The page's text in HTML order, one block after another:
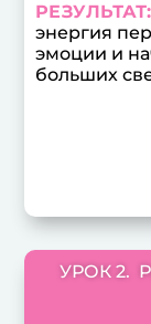
РЕЗУЛЬТАТ:
энергия
эмоции и
больших
УРОК 2.